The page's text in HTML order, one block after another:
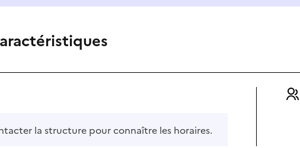
la structure pour connaître les horaires.